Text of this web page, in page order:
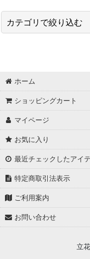
並び順:
カテゴリで絞り込む
日焼け止め
ヒップマスク
ホーム
ショッピングカート
マイページ
お気に入り
最近チェックしたアイ
特定商取引法表示
ご利用案内
お問い合わせ
立